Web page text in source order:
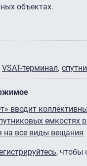
объектах.
VSAT-терминал
вводит
емкостях
на все виды вещания
, чтобы